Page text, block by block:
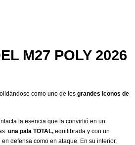
M27 POLY 2026
como uno de los grandes iconos de
la esencia que la convirtió en un
una pala TOTAL, equilibrada y con un
defensa como en ataque. En su interior,